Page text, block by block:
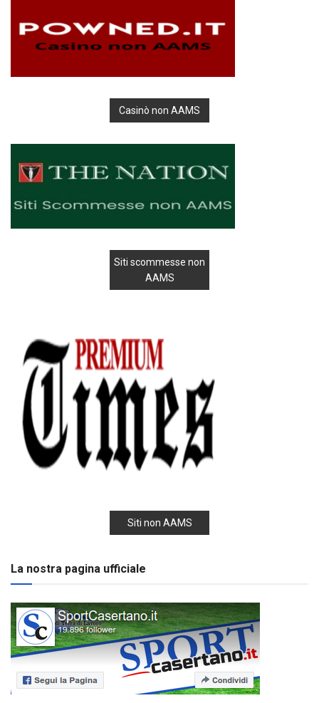
Casinò non AAMS
Siti scommesse non
AAMS
Siti non AAMS
La nostra pagina ufficiale